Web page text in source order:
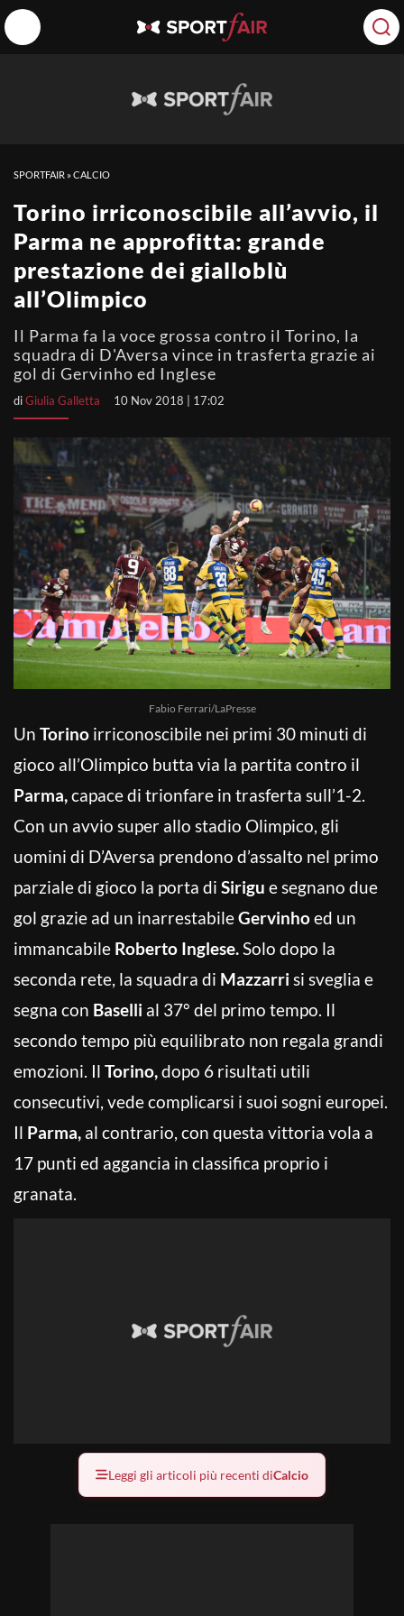
SPORTFAIR »CALCIO
Torino irriconoscibile all’avvio, il
Parma ne approfitta: grande
prestazione dei gialloblù
all’Olimpico
Il Parma fa la voce grossa contro il Torino, la
squadra di D'Aversa vince in trasferta grazie ai
gol di Gervinho ed Inglese
diGiulia Galletta 10 Nov 2018 | 17:02
Fabio Ferrari/LaPresse
Un Torino irriconoscibile nei primi 30 minuti di
gioco all’Olimpico butta via la partita contro il
Parma,capace di trionfare in trasferta sull’1-2.
Con un avvio super allo stadio Olimpico, gli
uomini di D’Aversa prendono d’assalto nel primo
parziale di gioco la porta di Sirigu e segnano due
gol grazie ad un inarrestabileGervinhoed un
immancabile Roberto Inglese.Solo dopo la
seconda rete, la squadra di Mazzarri si sveglia e
segna con Baselli al 37° del primo tempo. Il
secondo tempo più equilibrato non regala grandi
emozioni. Il Torino,dopo 6 risultati utili
consecutivi, vede complicarsi i suoi sogni europei.
Il Parma, al contrario, con questa vittoria vola a
17 punti ed aggancia in classifica proprio i
granata.
Leggi gli articoli più recenti diCalcio